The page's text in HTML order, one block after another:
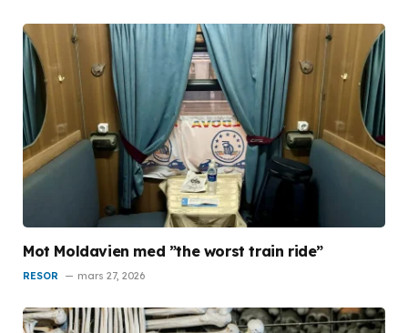
Mot Moldavien med ”the worst train ride”
RESOR mars 27, 2026